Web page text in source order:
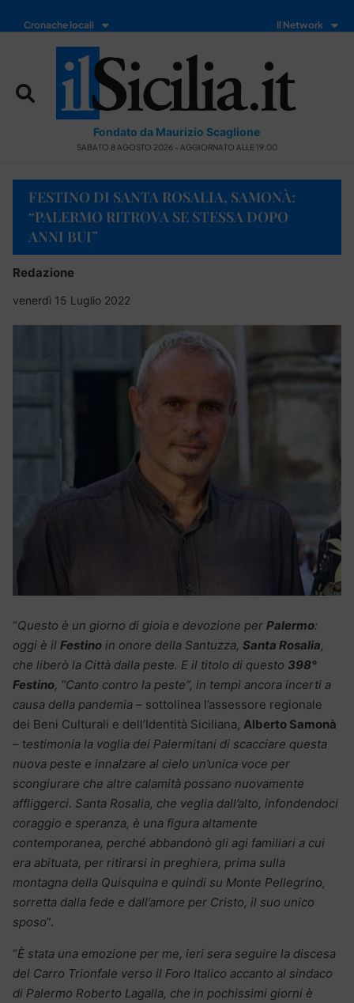
Cronache locali Il Network
Fondato da Maurizio Scaglione
SABATO 8 AGOSTO 2026 - AGGIORNATO ALLE 19:00
FESTINO DI SANTA ROSALIA, SAMONÀ:
“PALERMO RITROVA SE STESSA DOPO
ANNI BUI”
Redazione
venerdì 15 Luglio 2022
“Questo è un giorno di gioia e devozione per Palermo:
oggi è il Festino in onore della Santuzza, Santa Rosalia,
che liberò la Città dalla peste. E il titolo di questo 398°
Festino, “Canto contro la peste”, in tempi ancora incerti a
causa della pandemia – sottolinea l’assessore regionale
dei Beni Culturali e dell’Identità Siciliana, Alberto Samonà
– testimonia la voglia dei Palermitani di scacciare questa
nuova peste e innalzare al cielo un’unica voce per
scongiurare che altre calamità possano nuovamente
affliggerci. Santa Rosalia, che veglia dall’alto, infondendoci
coraggio e speranza, è una figura altamente
contemporanea, perché abbandonò gli agi familiari a cui
era abituata, per ritirarsi in preghiera, prima sulla
montagna della Quisquina e quindi su Monte Pellegrino,
sorretta dalla fede e dall’amore per Cristo, il suo unico
sposo”.
“È stata una emozione per me, ieri sera seguire la discesa
del Carro Trionfale verso il Foro Italico accanto al sindaco
di Palermo Roberto Lagalla, che in pochissimi giorni è